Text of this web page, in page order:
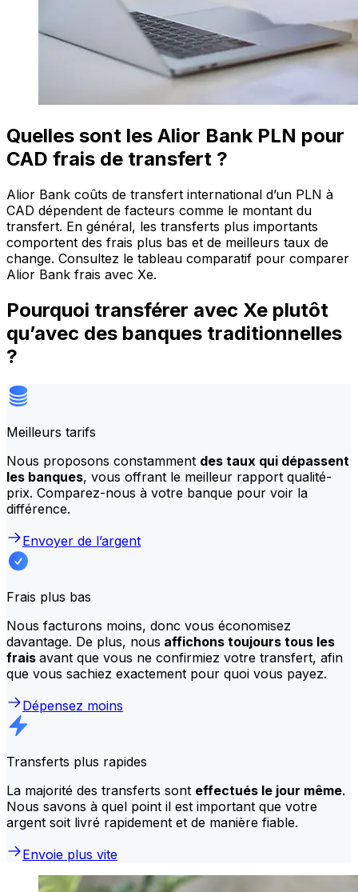
Quelles sont les Alior Bank PLN pour
CAD frais de transfert ?
Alior Bank coûts de transfert international d’un PLN à
CAD dépendent de facteurs comme le montant du
transfert. En général, les transferts plus importants
comportent des frais plus bas et de meilleurs taux de
change. Consultez le tableau comparatif pour comparer
Alior Bank frais avec Xe.
Pourquoi transférer avec Xe plutôt
qu’avec des banques traditionnelles
?
Meilleurs tarifs
Nous proposons constamment des taux qui dépassent
les banques, vous offrant le meilleur rapport qualité-
prix. Comparez-nous à votre banque pour voir la
différence.
Envoyer de l’argent
Frais plus bas
Nous facturons moins, donc vous économisez
davantage. De plus, nous affichons toujours tous les
frais avant que vous ne confirmiez votre transfert, afin
que vous sachiez exactement pour quoi vous payez.
Dépensez moins
Transferts plus rapides
La majorité des transferts sont effectués le jour même.
Nous savons à quel point il est important que votre
argent soit livré rapidement et de manière fiable.
Envoie plus vite